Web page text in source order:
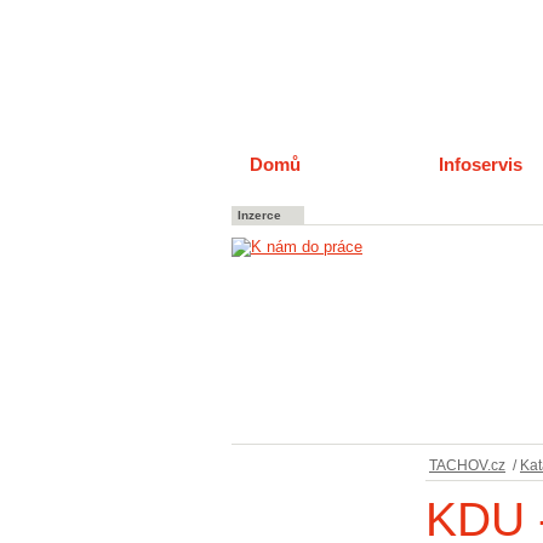
Domů Infoservis
Inzerce
TACHOV.cz /
KDU